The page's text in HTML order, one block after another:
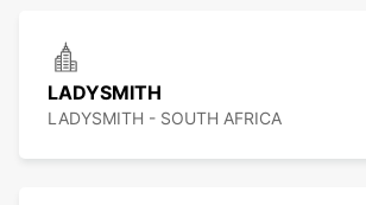
LADYSMITH
LADYSMITH - SOUTH AFRICA